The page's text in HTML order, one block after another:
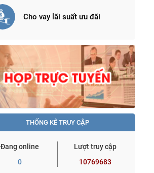
Cho vay lãi suất ưu đãi
THỐNG KÊ TRUY CẬP
Đang online
0
Lượt truy cập
10769683